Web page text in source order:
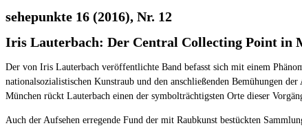
sehepunkte 16 (2016), Nr. 12
Iris Lauterbach: Der Central Collecting Point in
Der von Iris Lauterbach veröffentlichte Band befasst sich mit einem
nationalsozialistischen Kunstraub und den anschließenden Bemühungen
München rückt Lauterbach einen der symbolträchtigsten Orte dieser
Auch der Aufsehen erregende Fund der mit Raubkunst bestückten